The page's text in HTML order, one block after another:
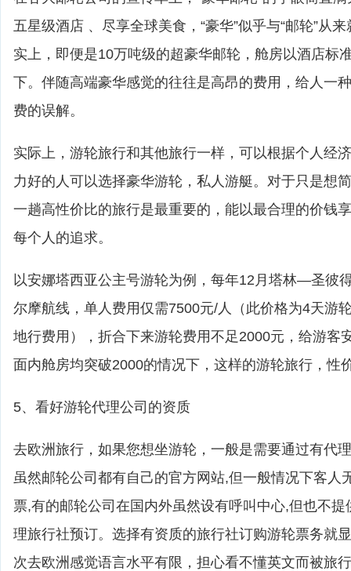
五星级酒店 、尽享全球美食，“豪华”似乎与“邮轮”从
实上，即便是10万吨级的超豪华邮轮，舱房以酒店标
下。伴随高端豪华感觉的往往是高昂的费用，给人一
费的误解。
实际上，游轮旅行和其他旅行一样，可以根据个人经
力好的人可以选择豪华游轮，私人游艇。对于只是想
一趟高性价比的旅行是最重要的，能以最合理的价钱
每个人的追求。
以安娜塔西亚公主号游轮为例，每年12月塔林—圣
尔摩航线，单人费用仅需7500元/人（此价格为4天游
地行费用），折合下来游轮费用不足2000元，给游客
面内舱房均突破2000的情况下，这样的游轮旅行，性
5、看好游轮代理公司的资质
去欧洲旅行，如果您想坐游轮，一般是需要通过有代
虽然邮轮公司都有自己的官方网站,但一般情况下客人
票,有的邮轮公司在国内外虽然设有呼叫中心,但也不
理旅行社预订。选择有资质的旅行社订购游轮票务就
次去欧洲感觉语言水平有限，担心看不懂英文而被旅